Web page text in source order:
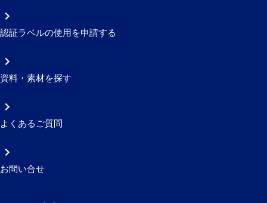
認証ラベルの使用を申請する
資料・素材を探す
よくあるご質問
お問い合せ